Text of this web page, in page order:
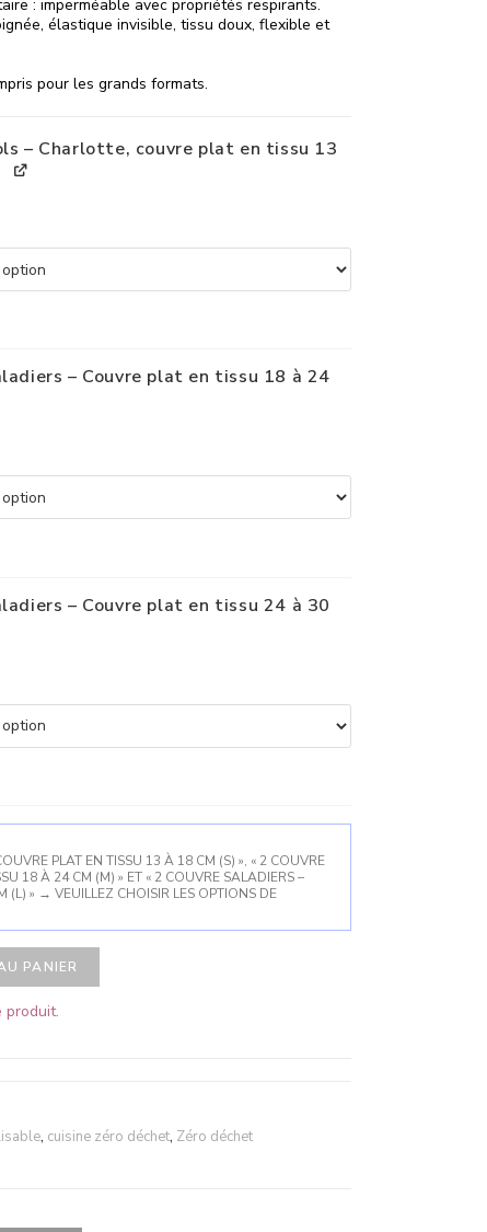
: imperméable avec propriétés respirants.
élastique invisible, tissu doux, flexible et
pour les grands formats.
– Charlotte, couvre plat en tissu 13
– Couvre plat en tissu 18 à 24
– Couvre plat en tissu 24 à 30
PLAT EN TISSU 13 À 18 CM (S) », « 2 COUVRE
18 À 24 CM (M) » ET « 2 COUVRE SALADIERS –
(L) » → VEUILLEZ CHOISIR LES OPTIONS DE
PANIER
produit.
, cuisine zéro déchet, Zéro déchet